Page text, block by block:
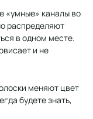
«умные» каналы во
распределяют
в одном месте.
и не
меняют цвет
будете знать,